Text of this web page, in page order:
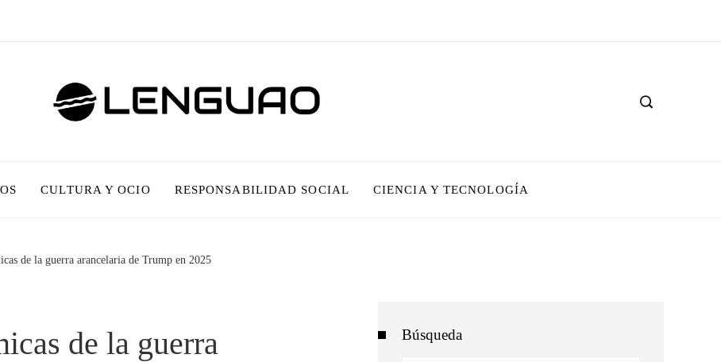
CULTURA Y OCIO RESPONSABILIDAD SOCIAL CIENCIA Y TECNOLOGÍA
de la guerra arancelaria de Trump en 2025
de la guerra
Búsqueda